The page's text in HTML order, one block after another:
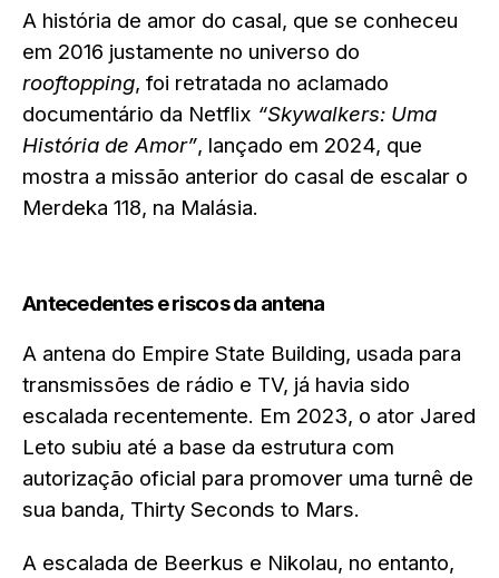
A história de amor do casal, que se conheceu
em 2016 justamente no universo do
rooftopping, foi retratada no aclamado
documentário da Netflix “Skywalkers: Uma
História de Amor”, lançado em 2024, que
mostra a missão anterior do casal de escalar o
Merdeka 118, na Malásia.
Antecedentes e riscos da antena
A antena do Empire State Building, usada para
transmissões de rádio e TV, já havia sido
escalada recentemente. Em 2023, o ator Jared
Leto subiu até a base da estrutura com
autorização oficial para promover uma turnê de
sua banda, Thirty Seconds to Mars.
A escalada de Beerkus e Nikolau, no entanto,